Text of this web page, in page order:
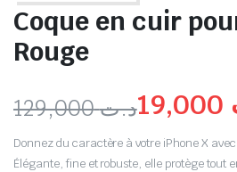
Coque en cuir
Rouge
د.ت129,000
Donnez du caractère à votre iPhone X
Élégante, fine et robuste, elle protège tout